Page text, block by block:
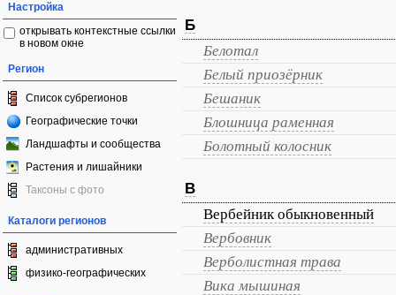
Настройка
открывать контекстные ссылки
в новом окне
Регион
Список субрегионов
Географические точки
Ландшафты и сообщества
Растения и лишайники
Таксоны с фото
Каталоги регионов
административных
физико-географических
Б
Белотал
Белый приозёрник
Бешаник
Блошница раменная
Болотный колосник
В
Вербейник обыкновенный
Вербовник
Верболистная трава
Вика мышиная